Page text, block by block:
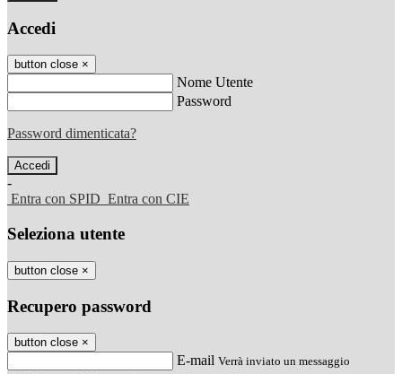
Accedi
button close ×
Nome Utente
Password
Password dimenticata?
-
Entra con SPID Entra con CIE
Seleziona utente
button close ×
Recupero password
button close ×
E-mail Verrà inviato un messaggio